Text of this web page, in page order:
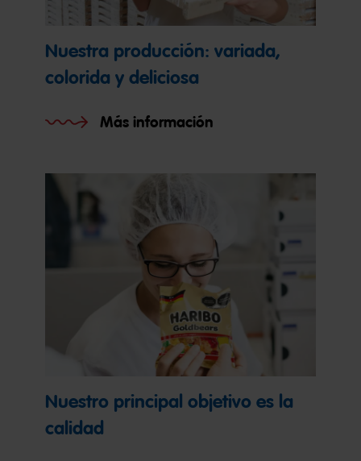
Nuestra producción: variada,
colorida y deliciosa
Más información
Nuestro principal objetivo es la
calidad